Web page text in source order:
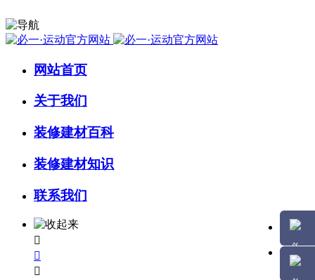
网站首页
关于我们
装修建材百科
装修建材知识
联系我们


